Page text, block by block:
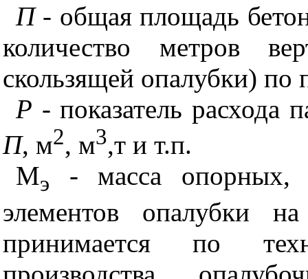
П- общая площадь
количество метров
скользящей опалубки)
Р - показатель расхода
П, м2, м3,т и т.п.
Мэ
- масса опорных,
элементов опалубки
принимается по